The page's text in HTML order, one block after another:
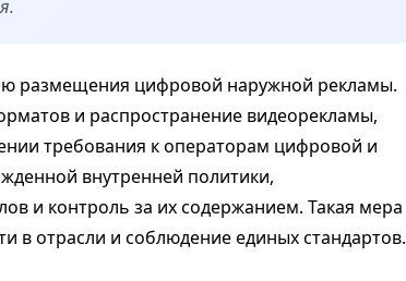
размещения цифровой наружной рекламы.
и распространение видеорекламы,
требования к операторам цифровой и
внутренней политики,
и контроль за их содержанием. Такая мера
в отрасли и соблюдение единых стандартов.